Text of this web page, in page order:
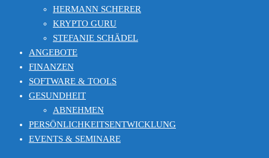
HERMANN SCHERER
KRYPTO GURU
STEFANIE SCHÄDEL
ANGEBOTE
FINANZEN
SOFTWARE & TOOLS
GESUNDHEIT
ABNEHMEN
PERSÖNLICHKEITSENTWICKLUNG
EVENTS & SEMINARE